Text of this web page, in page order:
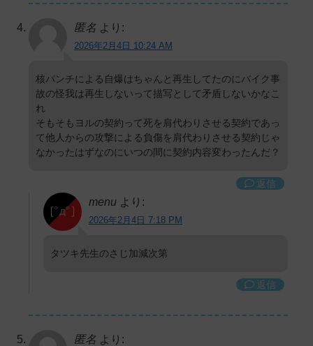
匿名 より:
2026年2月4日 10:24 AM
核パンチによる自爆はちゃんと再生してたのにバイク事
故の怪我は再生しないって描写として矛盾しないかなこ
れ
そもそもヨルの契約って死を肩代わりさせる契約であっ
て他人からの攻撃による負傷を肩代わりさせる契約じゃ
なかったはずなのにいつの間に契約内容変わったんだ？
返信
menu より:
2026年2月4日 7:18 PM
タツキ先生のさじ加減次第
返信
匿名 より: